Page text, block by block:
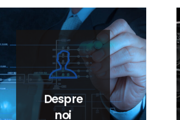
Despre
noi